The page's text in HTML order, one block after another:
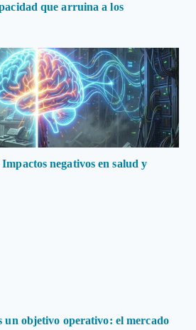
que arruina a los
negativos en salud y
un objetivo operativo: el mercado